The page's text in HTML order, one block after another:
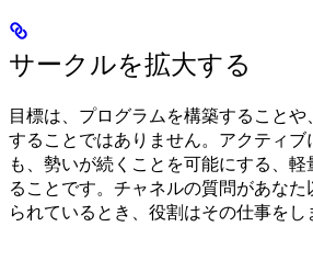
サークルを拡大する
目標は、プログラムを構築すること
することではありません。アクティ
も、勢いが続くことを可能にする、
ることです。チャネルの質問があなた
られているとき、役割はその仕事をし